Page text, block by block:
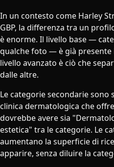
In un contesto come Harley
GBP, la differenza tra un
è enorme. Il livello base —
qualche foto — è già
livello avanzato è ciò che
dalle altre.
Le categorie secondarie sono
clinica dermatologica che
dovrebbe avere sia
estetica" tra le categorie. Le
aumentano la superficie di
apparire, senza diluire la